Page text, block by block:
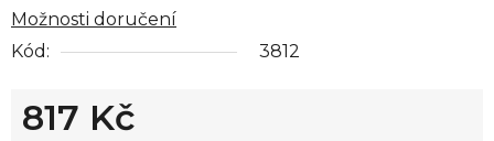
Možnosti doručení
Kód:
3812
817 Kč